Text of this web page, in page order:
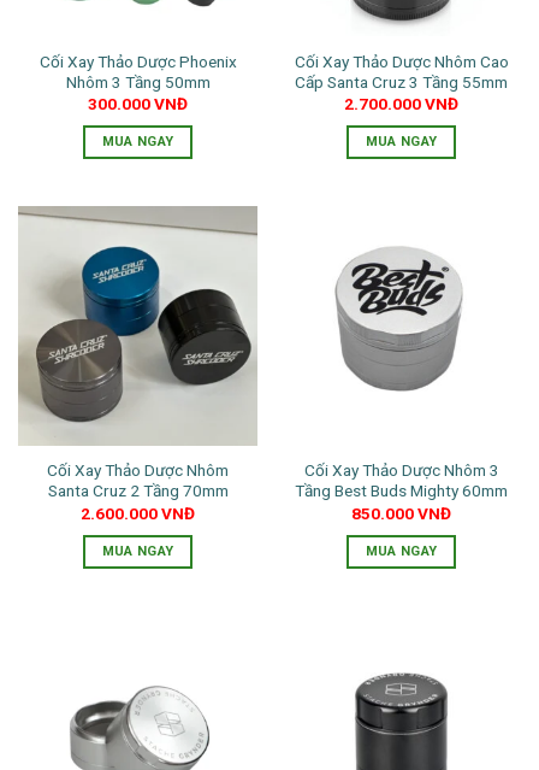
được
chọn
trên
trang
sản
có
được
chọn
trên
trang
sản
Cối Xay Thảo Dược Phoenix
Nhôm 3 Tầng 50mm
300.000VNĐ
MUA NGAY
này
có
nhiều
biến
thể.
Các
thể
được
chọn
trên
trang
sản
Cối Xay Thảo Dược Nhôm Cao
Cấp Santa Cruz 3 Tầng 55mm
2.700.000VNĐ
MUA NGAY
Cối Xay Thảo Dược Nhôm
Santa Cruz 2 Tầng 70mm
2.600.000VNĐ
MUA NGAY
biến
thể.
Các
Cối Xay Thảo Dược Nhôm 3
Tầng Best Buds Mighty 60mm
850.000VNĐ
MUA NGAY
nhiều
biến
thể.